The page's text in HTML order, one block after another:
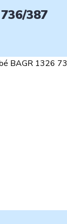
387